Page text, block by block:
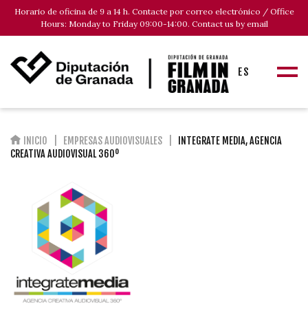
Horario de oficina de 9 a 14 h. Contacte por correo electrónico / Office
Hours: Monday to Friday 09:00-14:00. Contact us by email
ES
INICIO EMPRESAS AUDIOVISUALES
INTEGRATE MEDIA, AGENCIA
CREATIVA AUDIOVISUAL 360º